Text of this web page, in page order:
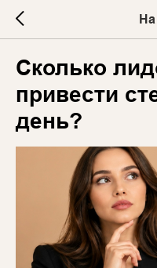
Сколько
привести
день?